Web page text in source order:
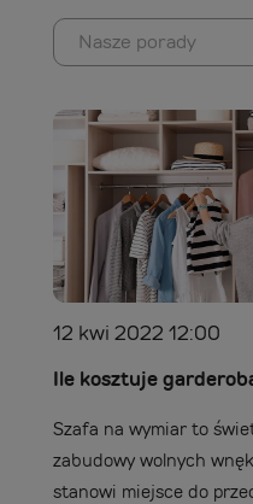
Nasze porady
12 kwi 2022 12:00
Ile kosztuje
Szafa na wymiar to
zabudowy wolnych
stanowi miejsce do